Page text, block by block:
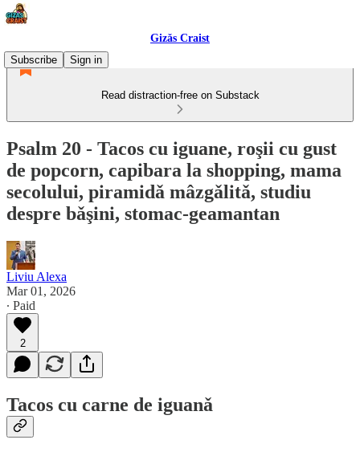
Gizǎs Craist
Subscribe
Sign in
Read distraction-free on Substack
Psalm 20 - Tacos cu iguane, roşii cu gust
de popcorn, capibara la shopping, mama
secolului, piramidǎ mâzgǎlitǎ, studiu
despre bǎşini, stomac-geamantan
Liviu Alexa
Mar 01, 2026
∙ Paid
2
Tacos cu carne de iguanǎ